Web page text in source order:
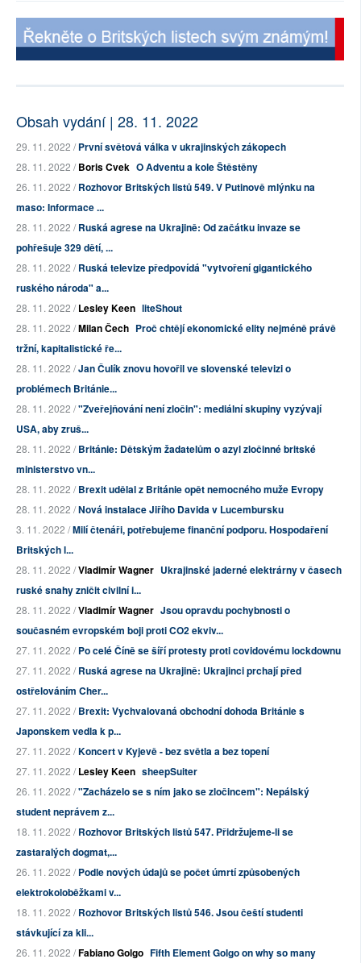
Obsah vydání | 28. 11. 2022
29. 11. 2022 /První světová válka v ukrajinských zákopech
28. 11. 2022 /Boris Cvek O Adventu a kole Štěstěny
26. 11. 2022 /Rozhovor Britských listů 549. V Putinově mlýnku na
maso: Informace ...
28. 11. 2022 /Ruská agrese na Ukrajině: Od začátku invaze se
pohřešuje 329 dětí, ...
28. 11. 2022 /Ruská televize předpovídá "vytvoření gigantického
ruského národa" a...
28. 11. 2022 /Lesley Keen liteShout
28. 11. 2022 /Milan Čech Proč chtějí ekonomické elity nejméně právě
tržní, kapitalistické ře...
28. 11. 2022 /Jan Čulík znovu hovořil ve slovenské televizi o
problémech Británie...
28. 11. 2022 /"Zveřejňování není zločin": mediální skupiny vyzývají
USA, aby zruš...
28. 11. 2022 /Británie: Dětským žadatelům o azyl zločinné britské
ministerstvo vn...
28. 11. 2022 /Brexit udělal z Británie opět nemocného muže Evropy
28. 11. 2022 /Nová instalace Jiřího Davida v Lucembursku
3. 11. 2022 /Milí čtenáři, potřebujeme finanční podporu. Hospodaření
Britských l...
28. 11. 2022 /Vladimír Wagner Ukrajinské jaderné elektrárny v časech
ruské snahy zničit civilní i...
28. 11. 2022 /Vladimír Wagner Jsou opravdu pochybnosti o
současném evropském boji proti CO2 ekviv...
27. 11. 2022 /Po celé Číně se šíří protesty proti covidovému lockdownu
27. 11. 2022 /Ruská agrese na Ukrajině: Ukrajinci prchají před
ostřelováním Cher...
27. 11. 2022 /Brexit: Vychvalovaná obchodní dohoda Británie s
Japonskem vedla k p...
27. 11. 2022 /Koncert v Kyjevě - bez světla a bez topení
27. 11. 2022 /Lesley Keen sheepSuiter
26. 11. 2022 /"Zacházelo se s ním jako se zločincem": Nepálský
student neprávem z...
18. 11. 2022 /Rozhovor Britských listů 547. Přidržujeme-li se
zastaralých dogmat,...
26. 11. 2022 /Podle nových údajů se počet úmrtí způsobených
elektrokoloběžkami v...
18. 11. 2022 /Rozhovor Britských listů 546. Jsou čeští studenti
stávkující za kli...
26. 11. 2022 /Fabiano Golgo Fifth Element Golgo on why so many